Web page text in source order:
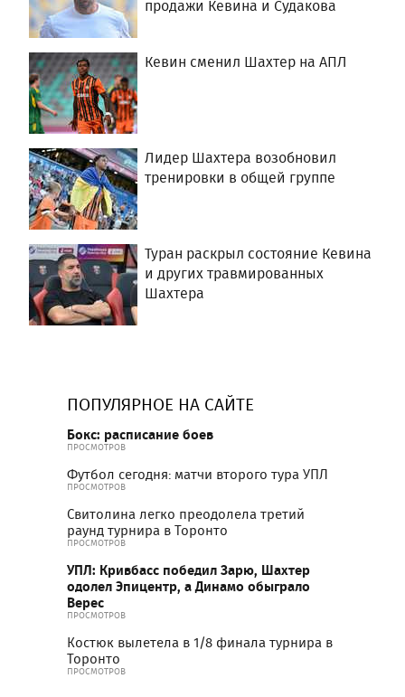
продажи Кевина и Судакова
Кевин сменил Шахтер на АПЛ
Лидер Шахтера возобновил
тренировки в общей группе
Туран раскрыл состояние Кевина
и других травмированных
Шахтера
ПОПУЛЯРНОЕ НА САЙТЕ
Бокс: расписание боев
ПРОСМОТРОВ
Футбол сегодня: матчи второго тура УПЛ
ПРОСМОТРОВ
Свитолина легко преодолела третий
раунд турнира в Торонто
ПРОСМОТРОВ
УПЛ: Кривбасс победил Зарю, Шахтер
одолел Эпицентр, а Динамо обыграло
Верес
ПРОСМОТРОВ
Костюк вылетела в 1/8 финала турнира в
Торонто
ПРОСМОТРОВ